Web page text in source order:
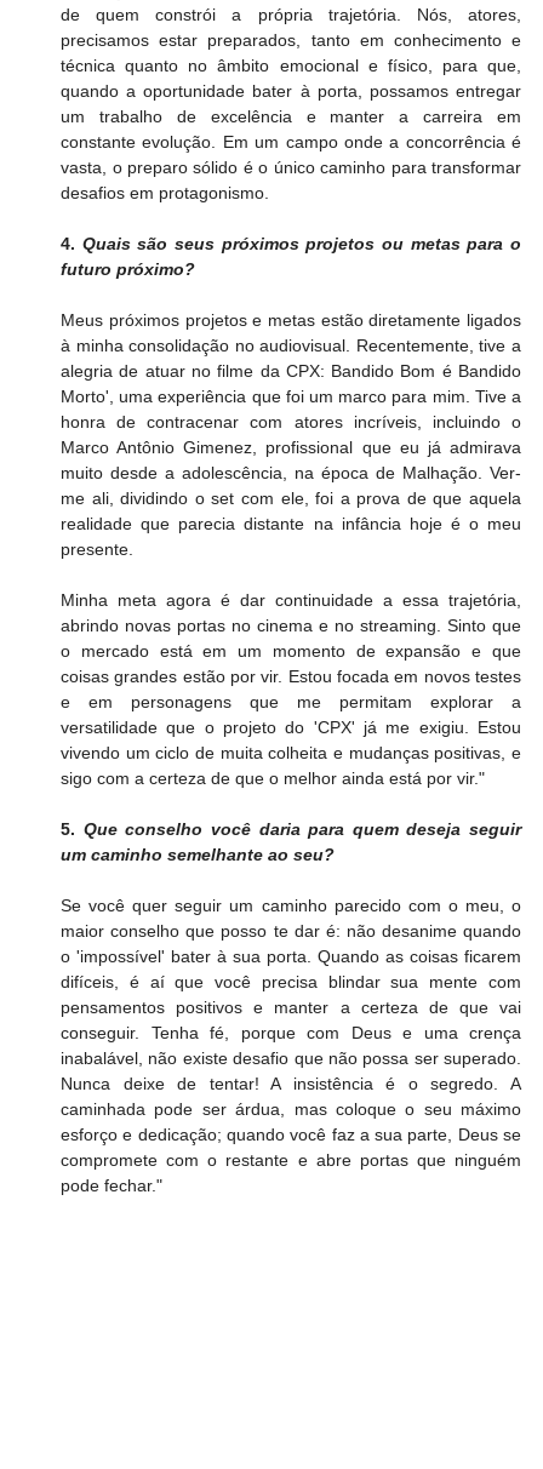
de quem constrói a própria trajetória. Nós, atores,
precisamos estar preparados, tanto em conhecimento e
técnica quanto no âmbito emocional e físico, para que,
quando a oportunidade bater à porta, possamos entregar
um trabalho de excelência e manter a carreira em
constante evolução. Em um campo onde a concorrência é
vasta, o preparo sólido é o único caminho para transformar
desafios em protagonismo.
4. Quais são seus próximos projetos ou metas para o
futuro próximo?
Meus próximos projetos e metas estão diretamente ligados
à minha consolidação no audiovisual. Recentemente, tive a
alegria de atuar no filme da CPX: Bandido Bom é Bandido
Morto', uma experiência que foi um marco para mim. Tive a
honra de contracenar com atores incríveis, incluindo o
Marco Antônio Gimenez, profissional que eu já admirava
muito desde a adolescência, na época de Malhação. Ver-
me ali, dividindo o set com ele, foi a prova de que aquela
realidade que parecia distante na infância hoje é o meu
presente.
Minha meta agora é dar continuidade a essa trajetória,
abrindo novas portas no cinema e no streaming. Sinto que
o mercado está em um momento de expansão e que
coisas grandes estão por vir. Estou focada em novos testes
e em personagens que me permitam explorar a
versatilidade que o projeto do 'CPX' já me exigiu. Estou
vivendo um ciclo de muita colheita e mudanças positivas, e
sigo com a certeza de que o melhor ainda está por vir."
5. Que conselho você daria para quem deseja seguir
um caminho semelhante ao seu?
Se você quer seguir um caminho parecido com o meu, o
maior conselho que posso te dar é: não desanime quando
o 'impossível' bater à sua porta. Quando as coisas ficarem
difíceis, é aí que você precisa blindar sua mente com
pensamentos positivos e manter a certeza de que vai
conseguir. Tenha fé, porque com Deus e uma crença
inabalável, não existe desafio que não possa ser superado.
Nunca deixe de tentar! A insistência é o segredo. A
caminhada pode ser árdua, mas coloque o seu máximo
esforço e dedicação; quando você faz a sua parte, Deus se
compromete com o restante e abre portas que ninguém
pode fechar."